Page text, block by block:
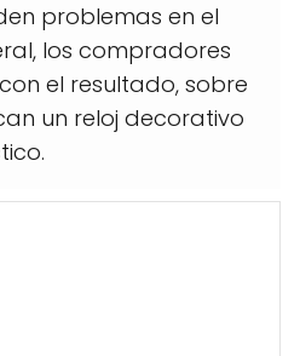
problemas en el
los compradores
el resultado, sobre
un reloj decorativo